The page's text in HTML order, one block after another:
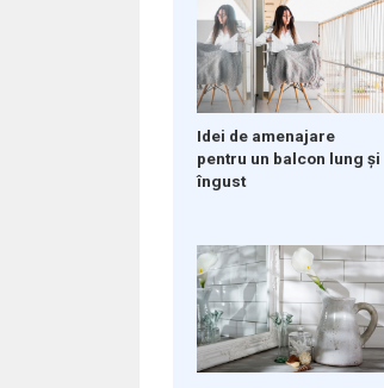
Idei de amenajare
pentru un balcon lung și
îngust